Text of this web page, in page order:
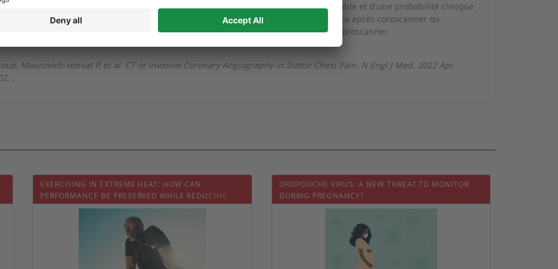
initialement orientés vers un centre de coronarographie en raison d’un angor stable et d'une probabilité clinique
de coronaropathie, le risque d'événements cardiovasculaires majeurs était similaire après coroscanner ou
et les complications majeures liées à la procédure étaient moindres après coroscanner.
Maurovich-Horvat P, et al. CT or Invasive Coronary Angiography in Stable Chest Pain. N Engl J Med. 2022 Apr
;
EXERCISING IN EXTREME HEAT: HOW CAN
PERFORMANCE BE PRESERVED WHILE REDUCING
HEALTH RISKS?
OROPOUCHE VIRUS: A NEW THREAT TO MONITOR
DURING PREGNANCY?